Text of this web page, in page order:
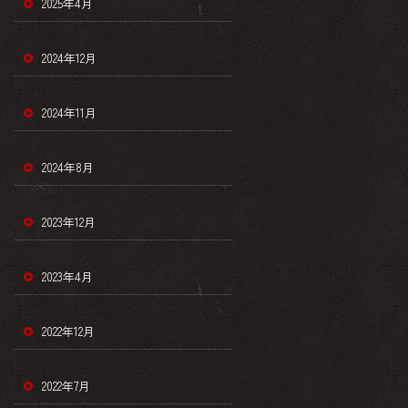
2024年12月
2024年11月
2024年8月
2023年12月
2023年4月
2022年12月
2022年7月